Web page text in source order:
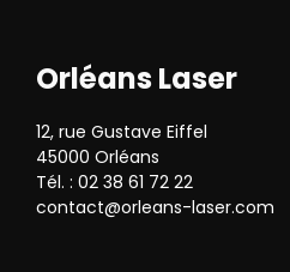
Orléans Laser
12, rue Gustave Eiffel
45000 Orléans
Tél. : 02 38 61 72 22
contact@orleans-laser.com